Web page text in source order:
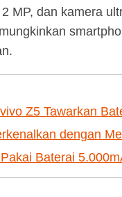
MP, dan kamera
Z5 Tawarkan
dengan
Baterai